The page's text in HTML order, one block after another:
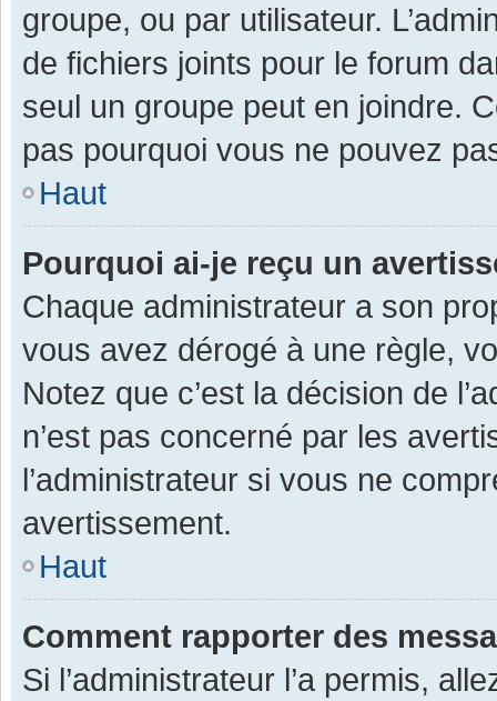
groupe, ou par utilisateur.
de fichiers joints pour le forum
seul un groupe peut en joindre.
pas pourquoi vous ne pouvez
Haut
Pourquoi ai-je reçu un
Chaque administrateur a son
vous avez dérogé à une règle,
Notez que c’est la décision de
n’est pas concerné par les
l’administrateur si vous ne
avertissement.
Haut
Comment rapporter des
Si l’administrateur l’a permis,